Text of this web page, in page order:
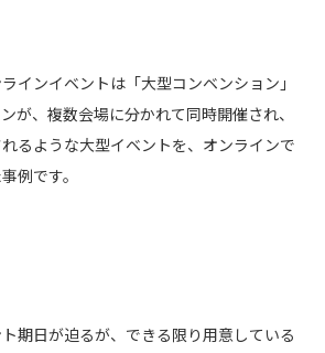
インイベントは「大型コンベンション」
が、複数会場に分かれて同時開催され、
るような大型イベントを、オンラインで
例です。
期日が迫るが、できる限り用意している